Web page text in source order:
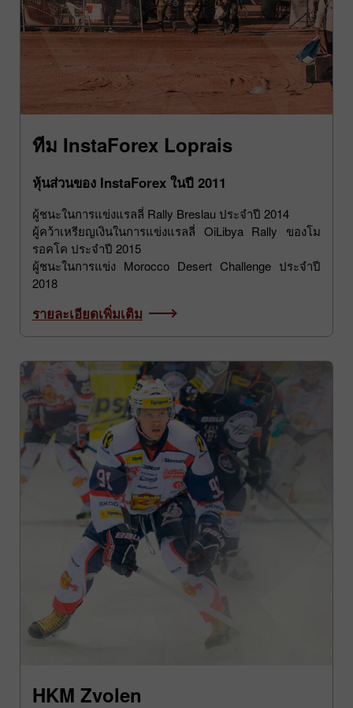
ทีม InstaForex Loprais
หุ้นส่วนของ InstaForex ในปี 2011
ผู้ชนะในการแข่งแรลลี่ Rally Breslau ประจำปี 2014
ผู้คว้าเหรียญเงินในการแข่งแรลลี่ OiLibya Rally ของโม
รอคโค ประจำปี 2015
ผู้ชนะในการแข่ง Morocco Desert Challenge ประจำปี
2018
รายละเอียดเพิ่มเติม
HKM Zvolen